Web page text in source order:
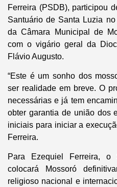
Ferreira (PSDB), participou
Santuário de Santa Luzia
da Câmara Municipal de
com o vigário geral da
Flávio Augusto.
“Este é um sonho dos
ser realidade em breve. O
necessárias e já tem
obter garantia de união dos
iniciais para iniciar a
Ferreira.
Para Ezequiel Ferreira, o
colocará Mossoró
religioso nacional e